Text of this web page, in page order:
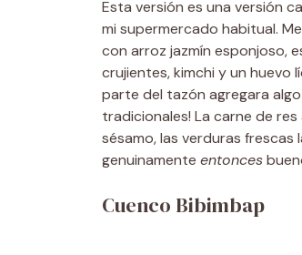
Esta versión es una versión
mi supermercado habitual.
con arroz jazmín esponjoso,
crujientes, kimchi y un huevo
parte del tazón agregara
tradicionales! La carne de
sésamo, las verduras frescas
genuinamente entonces
Cuenco Bibimbap